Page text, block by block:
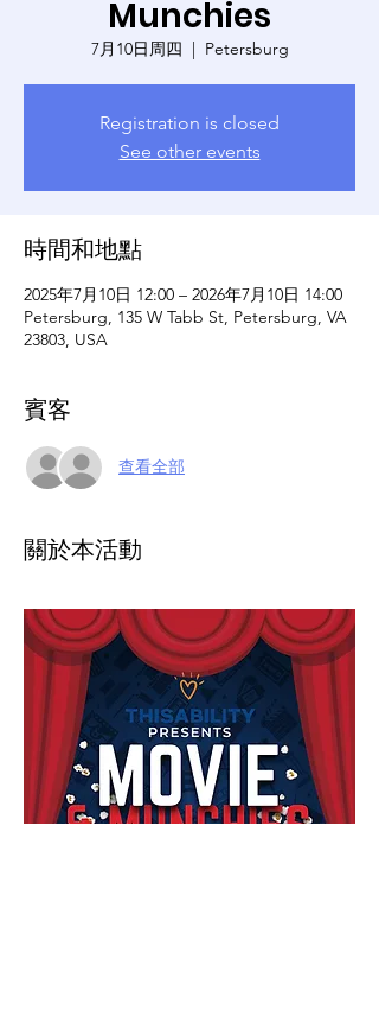
Munchies
7月10日周四
  |
Petersburg
Registration is closed
See other events
時間和地點
2025年7月10日 12:00 – 2026年7月10日 14:00
Petersburg, 135 W Tabb St, Petersburg, VA
23803, USA
賓客
查看全部
關於本活動